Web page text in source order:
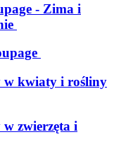
- Zima i
w kwiaty i rośliny
zwierzęta i